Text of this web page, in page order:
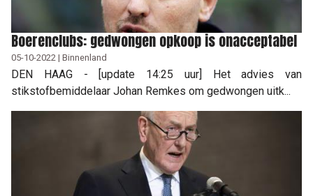
Boerenclubs: gedwongen opkoop is onacceptabel
05-10-2022 | Binnenland
DEN HAAG - [update 14:25 uur] Het advies van
stikstofbemiddelaar Johan Remkes om gedwongen uitk...